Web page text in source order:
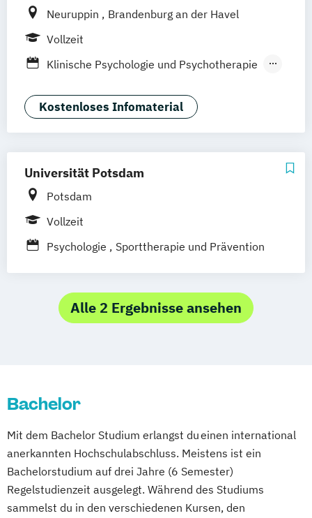
Neuruppin
Brandenburg an der Havel
Vollzeit
Klinische Psychologie und Psychotherapie
Kostenloses Infomaterial
Universität Potsdam
Potsdam
Vollzeit
Psychologie
Sporttherapie und Prävention
Alle 2 Ergebnisse ansehen
Bachelor
Mit dem Bachelor Studium erlangst du einen international
anerkannten Hochschulabschluss. Meistens ist ein
Bachelorstudium auf drei Jahre (6 Semester)
Regelstudienzeit ausgelegt. Während des Studiums
sammelst du in den verschiedenen Kursen, den